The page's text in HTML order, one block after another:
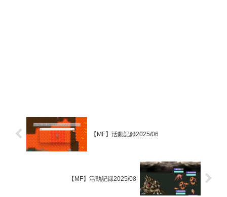
【MF】活動記録2025/06
【MF】活動記録2025/08